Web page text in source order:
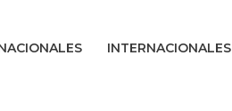
INTERNACIONALES